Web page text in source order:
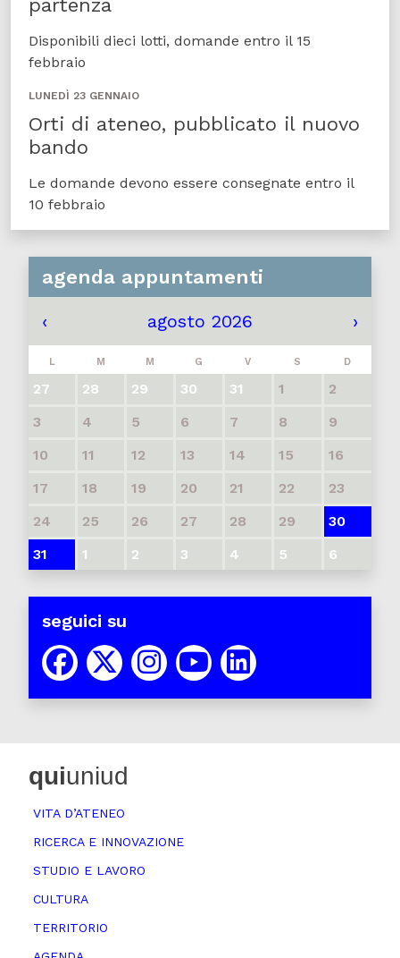
partenza
Disponibili dieci lotti, domande entro il 15
febbraio
LUNEDÌ 23 GENNAIO
Orti di ateneo, pubblicato il nuovo
bando
Le domande devono essere consegnate entro il
10 febbraio
agenda appuntamenti
‹ agosto 2026 ›
L M M G V S D
27 28 29 30 31 1
2
3
4 5 6 7 8
9
10
11 12 13 14 15
16
17
18 19 20 21 22
23
24
25 26 27 28 29
30
31
1 2 3 4 5 6
seguici su
quiuniud
VITA D’ATENEO
RICERCA E INNOVAZIONE
STUDIO E LAVORO
CULTURA
TERRITORIO